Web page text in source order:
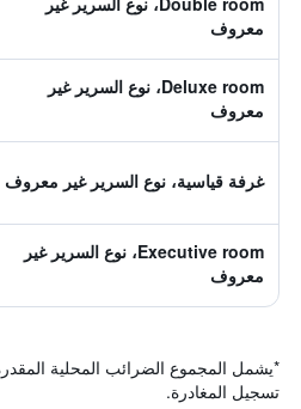
معروف
Deluxe room، نوع السرير غير
معروف
غرفة قياسية، نوع السرير غير معروف
Executive room، نوع السرير غير
معروف
*يشمل المجموع الضرائب المحلية
تسجيل المغادرة.